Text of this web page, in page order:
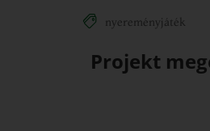
nyereményjáték
Projekt